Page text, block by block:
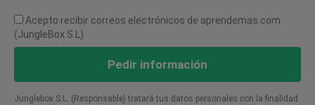
Acepto recibir correos electrónicos de aprendemas.com
(JungleBox S.L)
Pedir información
Junglebox S.L. (Responsable) tratará tus datos personales con la finalidad